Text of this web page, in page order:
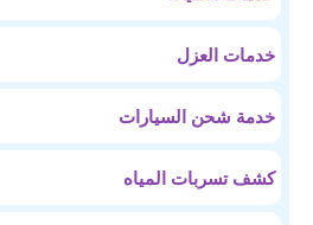
خدمات العزل
خدمة شحن السيارات
كشف تسربات المياه